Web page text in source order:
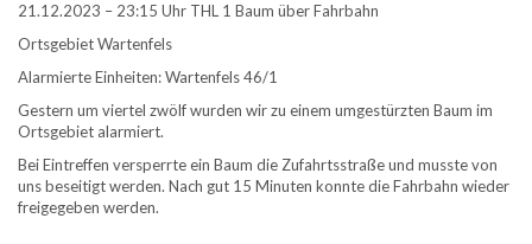
21.12.2023 – 23:15 Uhr THL 1 Baum über Fahrbahn
Ortsgebiet Wartenfels
Alarmierte Einheiten: Wartenfels 46/1
Gestern um viertel zwölf wurden wir zu einem umgestürzten Baum im
Ortsgebiet alarmiert.
Bei Eintreffen versperrte ein Baum die Zufahrtsstraße und musste von
uns beseitigt werden. Nach gut 15 Minuten konnte die Fahrbahn wieder
freigegeben werden.